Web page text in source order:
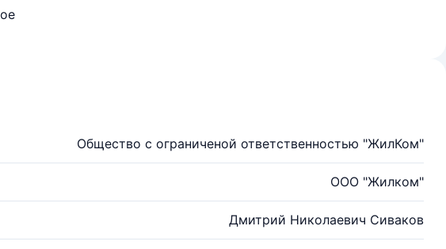
Общество с ограниченой ответственностью "ЖилКом"
ООО "Жилком"
Дмитрий Николаевич Сиваков